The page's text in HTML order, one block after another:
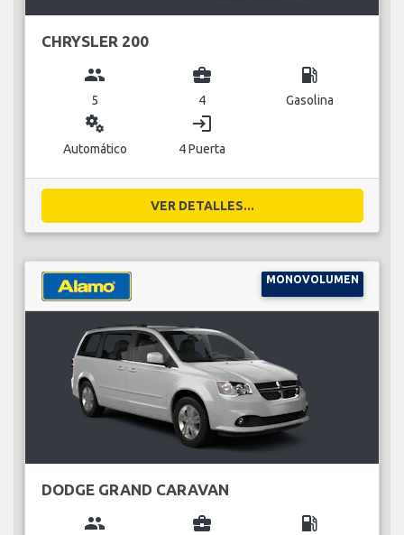
CHRYSLER 200
group
5
business_center
4
local_gas_station
Gasolina
miscellaneous_services
Automático
login
4 Puerta
VER DETALLES...
MONOVOLUMEN
DODGE GRAND CARAVAN
group business_center local_gas_station